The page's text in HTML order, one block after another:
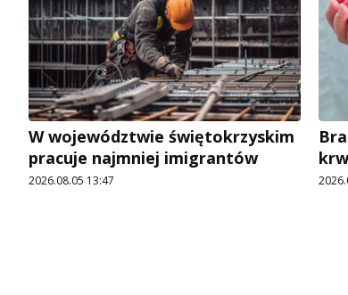
W województwie świętokrzyskim
pracuje najmniej imigrantów
2026.08.05 13:47